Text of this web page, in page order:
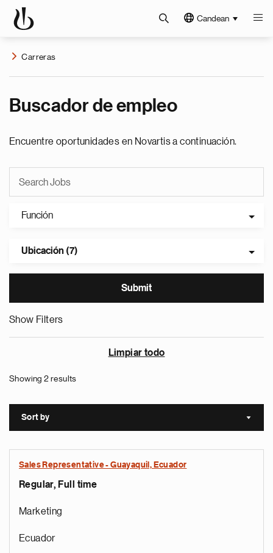
Candean
Carreras
Buscador de empleo
Encuentre oportunidades en Novartis a continuación.
Función
Ubicación (7)
Show Filters
Limpiar todo
Showing 2 results
Sort by Sort
Sales Representative - Guayaquil, Ecuador
Regular, Full time
Marketing
Ecuador